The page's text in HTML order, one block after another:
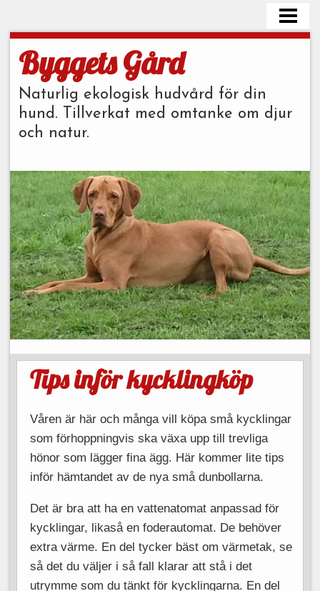
HÖNS
KONTAKTA
BLOGG
Byggets Gård
Naturlig ekologisk hudvård för din
hund. Tillverkat med omtanke om djur
och natur.
Tips inför kycklingköp
Våren är här och många vill köpa små kycklingar
som förhoppningvis ska växa upp till trevliga
hönor som lägger fina ägg. Här kommer lite tips
inför hämtandet av de nya små dunbollarna.
Det är bra att ha en vattenatomat anpassad för
kycklingar, likaså en foderautomat. De behöver
extra värme. En del tycker bäst om värmetak, se
så det du väljer i så fall klarar att stå i det
utrymme som du tänkt för kycklingarna. En del